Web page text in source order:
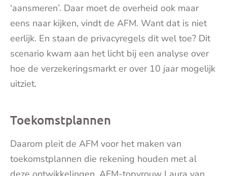
‘aansmeren’. Daar moet de overheid ook maar
eens naar kijken, vindt de AFM. Want dat is niet
eerlijk. En staan de privacyregels dit wel toe? Dit
scenario kwam aan het licht bij een analyse over
hoe de verzekeringsmarkt er over 10 jaar mogelijk
uitziet.
Toekomstplannen
Daarom pleit de AFM voor het maken van
toekomstplannen die rekening houden met al